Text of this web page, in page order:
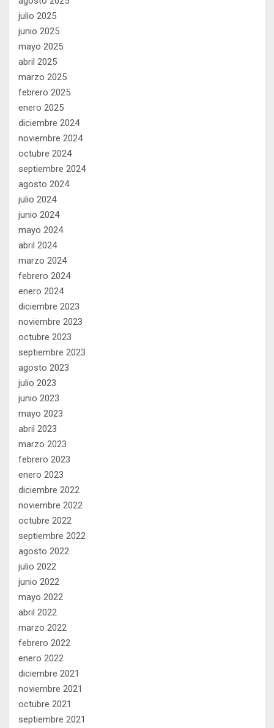
julio 2025
junio 2025
mayo 2025
abril 2025
marzo 2025
febrero 2025
enero 2025
diciembre 2024
noviembre 2024
octubre 2024
septiembre 2024
agosto 2024
julio 2024
junio 2024
mayo 2024
abril 2024
marzo 2024
febrero 2024
enero 2024
diciembre 2023
noviembre 2023
octubre 2023
septiembre 2023
agosto 2023
julio 2023
junio 2023
mayo 2023
abril 2023
marzo 2023
febrero 2023
enero 2023
diciembre 2022
noviembre 2022
octubre 2022
septiembre 2022
agosto 2022
julio 2022
junio 2022
mayo 2022
abril 2022
marzo 2022
febrero 2022
enero 2022
diciembre 2021
noviembre 2021
octubre 2021
septiembre 2021